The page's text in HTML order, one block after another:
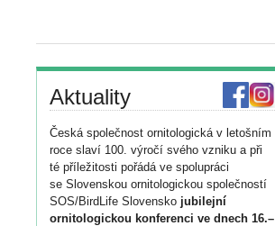
Aktuality
Česká společnost ornitologická v letošním
roce slaví 100. výročí svého vzniku a při
té příležitosti pořádá ve spolupráci
se Slovenskou ornitologickou společností
SOS/BirdLife Slovensko jubilejní
ornitologickou konferenci ve dnech 16.–